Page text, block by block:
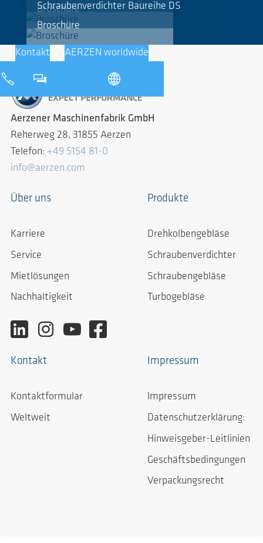
Broschüre
Schraubenverdichter Baureihe DS
Broschüre
Kontakt AERZEN worldwide
Aerzener Maschinenfabrik GmbH
Reherweg 28, 31855 Aerzen
Telefon: +49 5154 81-0
info@aerzen.com
Über uns
Karriere
Service
Mietlösungen
Nachhaltigkeit
Produkte
Drehkolbengebläse
Schraubenverdichter
Schraubengebläse
Turbogebläse
Kontakt
Kontaktformular
Weltweit
Impressum
Impressum
Datenschutzerklärung:
Hinweisgeber-Leitlinien
Geschäftsbedingungen
Verpackungsrecht